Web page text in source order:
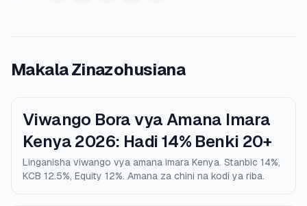
Makala Zinazohusiana
Viwango Bora vya Amana Imara
Kenya 2026: Hadi 14% Benki 20+
Linganisha viwango vya amana imara Kenya. Stanbic 14%,
KCB 12.5%, Equity 12%. Amana za chini na kodi ya riba.